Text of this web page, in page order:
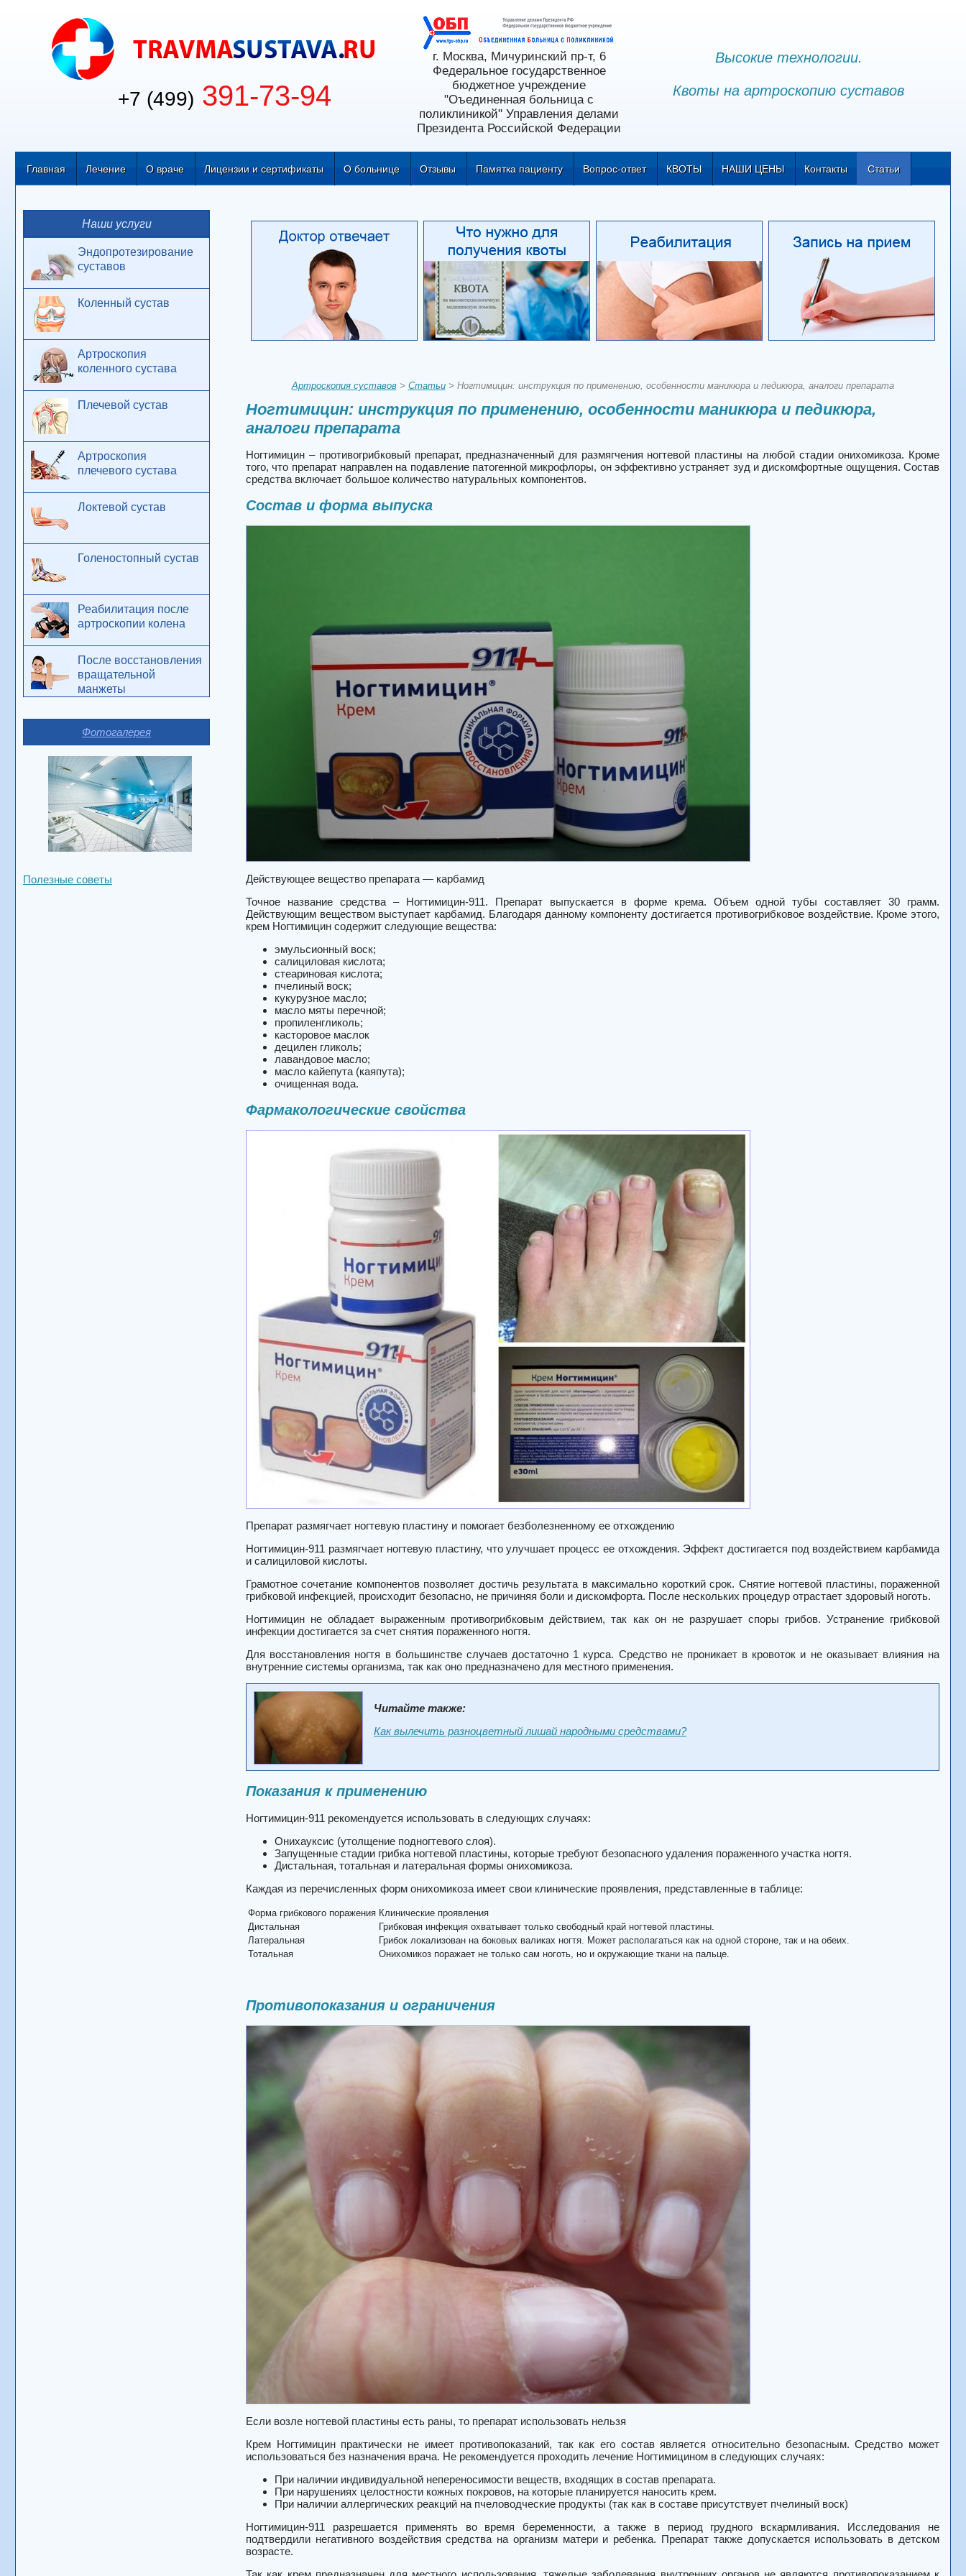
+7 (499) 391-73-94
Высокие технологии.
Квоты на артроскопию суставов
г. Москва, Мичуринский пр-т, 6
Федеральное государственное
бюджетное учреждение
"Оъединенная больница с
поликлиникой" Управления делами
Президента Российской Федерации
Главная Лечение О враче Лицензии и сертификаты О больнице Отзывы Памятка пациенту Вопрос-ответ КВОТЫ НАШИ ЦЕНЫ Контакты Статьи
Артроскопия суставов> Статьи> Ногтимицин: инструкция по применению, особенности маникюра и педикюра, аналоги препарата
Ногтимицин: инструкция по применению, особенности маникюра и педикюра,
аналоги препарата
Ногтимицин – противогрибковый препарат, предназначенный для размягчения ногтевой пластины на любой стадии онихомикоза. Кроме
того, что препарат направлен на подавление патогенной микрофлоры, он эффективно устраняет зуд и дискомфортные ощущения. Состав
средства включает большое количество натуральных компонентов.
Состав и форма выпуска
Действующее вещество препарата — карбамид
Точное название средства – Ногтимицин-911. Препарат выпускается в форме крема. Объем одной тубы составляет 30 грамм.
Действующим веществом выступает карбамид. Благодаря данному компоненту достигается противогрибковое воздействие. Кроме этого,
крем Ногтимицин содержит следующие вещества:
эмульсионный воск;
салициловая кислота;
стеариновая кислота;
пчелиный воск;
кукурузное масло;
масло мяты перечной;
пропиленгликоль;
касторовое маслок
децилен гликоль;
лавандовое масло;
масло кайепута (каяпута);
очищенная вода.
Фармакологические свойства
Препарат размягчает ногтевую пластину и помогает безболезненному ее отхождению
Ногтимицин-911 размягчает ногтевую пластину, что улучшает процесс ее отхождения. Эффект достигается под воздействием карбамида
и салициловой кислоты.
Грамотное сочетание компонентов позволяет достичь результата в максимально короткий срок. Снятие ногтевой пластины, пораженной
грибковой инфекцией, происходит безопасно, не причиняя боли и дискомфорта. После нескольких процедур отрастает здоровый ноготь.
Ногтимицин не обладает выраженным противогрибковым действием, так как он не разрушает споры грибов. Устранение грибковой
инфекции достигается за счет снятия пораженного ногтя.
Для восстановления ногтя в большинстве случаев достаточно 1 курса. Средство не проникает в кровоток и не оказывает влияния на
внутренние системы организма, так как оно предназначено для местного применения.
Читайте также:
Как вылечить разноцветный лишай народными средствами?
Показания к применению
Ногтимицин-911 рекомендуется использовать в следующих случаях:
Онихауксис (утолщение подногтевого слоя).
Запущенные стадии грибка ногтевой пластины, которые требуют безопасного удаления пораженного участка ногтя.
Дистальная, тотальная и латеральная формы онихомикоза.
Каждая из перечисленных форм онихомикоза имеет свои клинические проявления, представленные в таблице:
Форма грибкового поражения Клинические проявления
Дистальная
Грибковая инфекция охватывает только свободный край ногтевой пластины.
Латеральная
Грибок локализован на боковых валиках ногтя. Может располагаться как на одной стороне, так и на обеих.
Тотальная
Онихомикоз поражает не только сам ноготь, но и окружающие ткани на пальце.
Противопоказания и ограничения
Если возле ногтевой пластины есть раны, то препарат использовать нельзя
Крем Ногтимицин практически не имеет противопоказаний, так как его состав является относительно безопасным. Средство может
использоваться без назначения врача. Не рекомендуется проходить лечение Ногтимицином в следующих случаях:
При наличии индивидуальной непереносимости веществ, входящих в состав препарата.
При нарушениях целостности кожных покровов, на которые планируется наносить крем.
При наличии аллергических реакций на пчеловодческие продукты (так как в составе присутствует пчелиный воск)
Ногтимицин-911 разрешается применять во время беременности, а также в период грудного вскармливания. Исследования не
подтвердили негативного воздействия средства на организм матери и ребенка. Препарат также допускается использовать в детском
возрасте.
Наши услуги
Эндопротезирование
суставов
Коленный сустав
Артроскопия
коленного сустава
Плечевой сустав
Артроскопия
плечевого сустава
Локтевой сустав
Голеностопный сустав
Реабилитация после
артроскопии колена
После восстановления
вращательной
манжеты
Фотогалерея
Полезные советы